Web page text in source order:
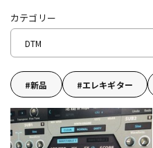
管楽器
アンプ
カテゴリー
DTM
新品 エレキギター